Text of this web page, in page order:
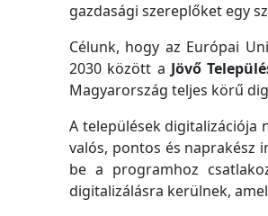
gazdasági szereplőket egy
Célunk, hogy az Európai
2030 között a Jövő
Magyarország teljes körű
A települések digitalizációja
valós, pontos és naprakész
be a programhoz
digitalizálásra kerülnek,